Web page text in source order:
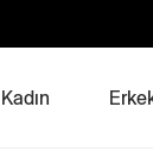
Kadın